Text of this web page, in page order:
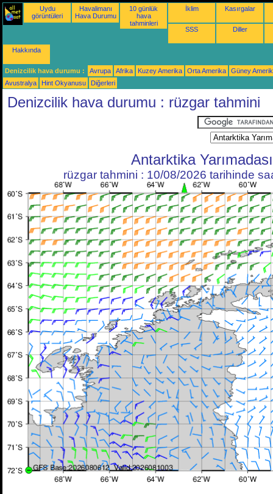
Uydu
görüntüleri
Havalimanı
Hava Durumu
10 günlük
hava
tahminleri
İklim Kasırgalar
SSS Diller
Hakkında
Denizcilik hava durumu : Avrupa Afrika Kuzey Amerika Orta Amerika
Güney
Avustralya
Hint Okyanusu Diğerleri
Denizcilik hava durumu : rüzgar tahmini
Antarktika Yarımadası
rüzgar tahmini : 10/08/2026 tarihinde